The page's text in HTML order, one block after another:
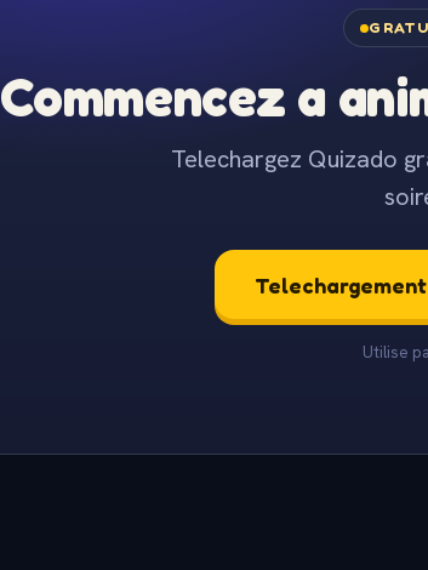
Commencez a
Telechargez Quizado
Utilise